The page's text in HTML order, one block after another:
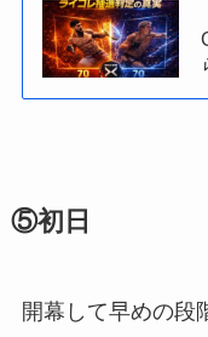
⑤初日
開幕して早めの段